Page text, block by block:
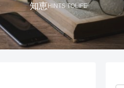
知恵HINTS TOLIFE